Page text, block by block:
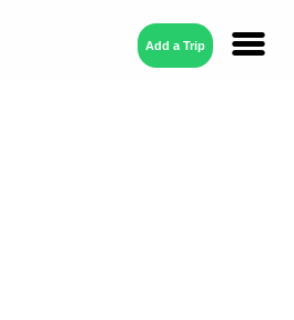
Add a Trip